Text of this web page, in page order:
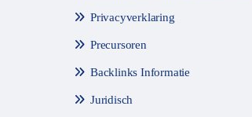
Privacyverklaring
Precursoren
Backlinks Informatie
Juridisch